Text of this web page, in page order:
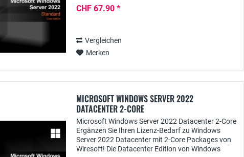
Einsatz...
CHF 67.90 *
Vergleichen
Merken
MICROSOFT WINDOWS SERVER 2022
DATACENTER 2-CORE
Microsoft Windows Server 2022 Datacenter 2-Core
Ergänzen Sie Ihren Lizenz-Bedarf zu Windows
Server 2022 Datacenter mit 2-Core Packages von
Wiresoft! Die Datacenter Edition von Windows